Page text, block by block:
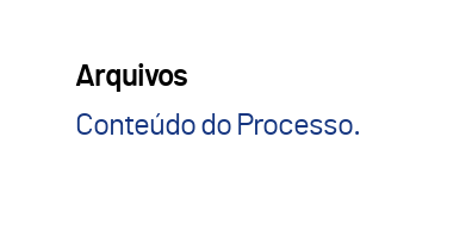
Arquivos
Conteúdo do Processo.